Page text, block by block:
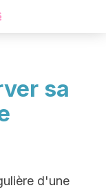
sa
d'une